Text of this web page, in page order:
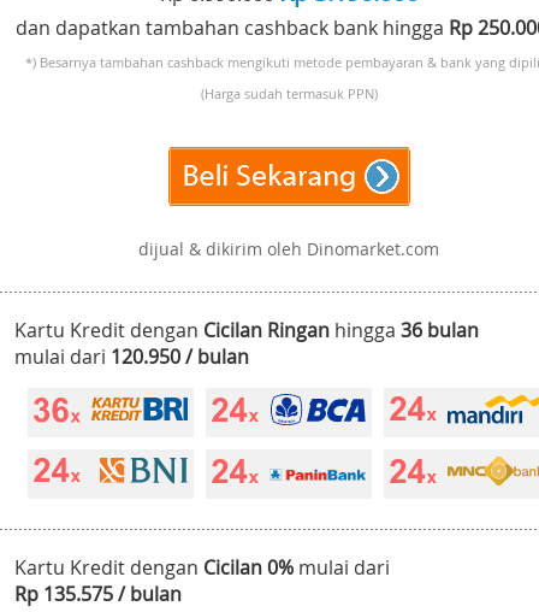
dan dapatkan tambahan cashback bank hingga Rp
*) Besarnya tambahan cashback mengikuti metode pembayaran & bank yang
(Harga sudah termasuk PPN)
dijual & dikirim oleh Dinomarket.com
Kartu Kredit dengan Cicilan Ringan hingga 36 bulan
mulai dari 120.950 / bulan
Kartu Kredit dengan Cicilan 0% mulai dari
Rp 135.575 / bulan